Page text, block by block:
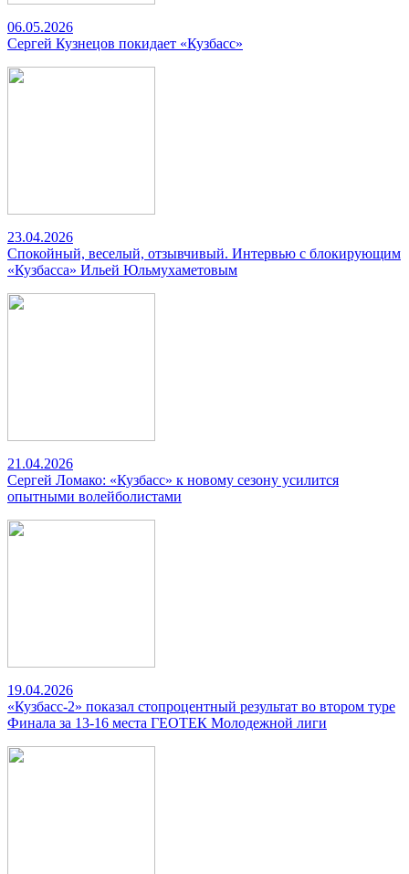
06.05.2026
Сергей Кузнецов покидает «Кузбасс»
23.04.2026
Спокойный, веселый, отзывчивый. Интервью с блокирующим
«Кузбасса» Ильей Юльмухаметовым
21.04.2026
Сергей Ломако: «Кузбасс» к новому сезону усилится
опытными волейболистами
19.04.2026
«Кузбасс-2» показал стопроцентный результат во втором туре
Финала за 13-16 места ГЕОТЕК Молодежной лиги